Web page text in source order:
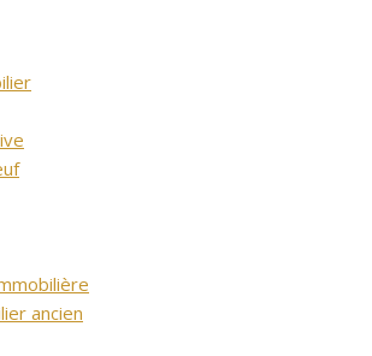
ancien